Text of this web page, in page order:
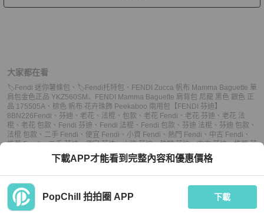
大家都在看
🏷Fendi 迷你薯條包 、 🏷Fendi托特包 、 FENDI Zucca 帆布 Mamma Baguette 單
肩包金色正品 YKZ560SM 、
FENDI Mamma Baguette 肩背包 尼龍 黑色 銀色 正
品 175505A 、 棕色 帆布 花卉珠飾 Peekaboo 兩用包【FENDI 芬迪】
8BN226 Fendi 、 芬迪 、 老花 、 法棍 、 包款 、 老花 Fendi 、 老花 芬迪 、 老花 法
棍 、 老花 包款 、 Fendi 芬迪 、 Fendi 法棍 、 Fendi 包款 、 芬迪 法棍 、 芬迪 包款 、
法棍 包款 、 二手 Fendi 、 便宜 Fendi 、 小資 Fendi 、 熱門 Fendi 、 中古 Fendi 、
推薦 Fendi、二手 芬迪、便宜 芬迪、小資 芬迪、熱門 芬迪、中古 芬迪、推薦 芬
、便宜 法棍、小資 法棍、熱門 法棍、中古 法棍、推薦 法棍
便宜 包款、 小資 包款、熱門 包款、中古 包款、推薦 包款
下載APP才能看到完整內容和優惠價格
PopChill 拍拍圈 APP 下載